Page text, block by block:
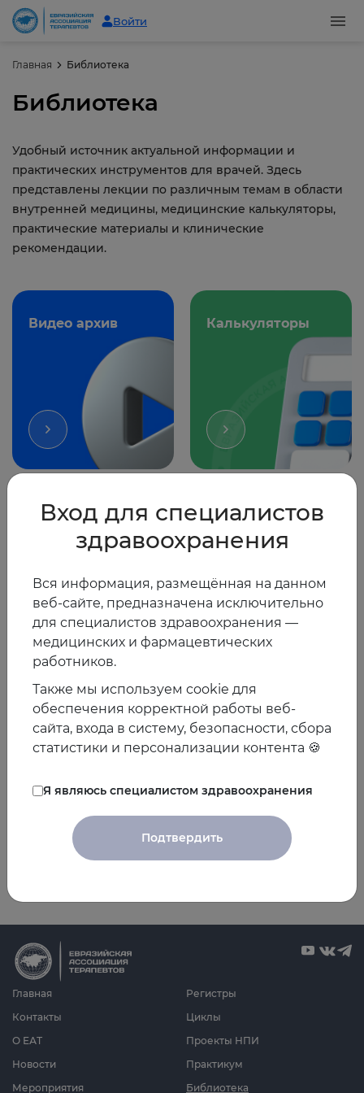
Войти
Главная Библиотека
Библиотека
Удобный источник актуальной информации и
практических инструментов для врачей. Здесь
представлены лекции по различным темам в области
внутренней медицины, медицинские калькуляторы,
практические материалы и клинические
рекомендации.
Видео архив Калькуляторы
Наука EAT
Практические
материалы
Рекомендации Коронавирус
Главная
О ЕАТ
Новости
Мероприятия
Циклы
Проекты НПИ
Практикум
Библиотека
Регистры
Контакты
Вход для специалистов
здравоохранения
Вся информация, размещённая на данном
веб-сайте, предназначена исключительно
для специалистов здравоохранения —
медицинских и фармацевтических
работников.
Также мы используем cookie для
обеспечения корректной работы веб-
сайта, входа в систему, безопасности, сбора
статистики и персонализации контента 🍪
Я являюсь специалистом здравоохранения
Подтвердить